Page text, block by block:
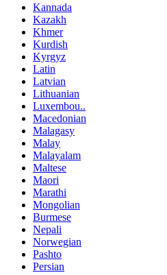
Kannada
Kazakh
Khmer
Kurdish
Kyrgyz
Latin
Latvian
Lithuanian
Luxembou..
Macedonian
Malagasy
Malay
Malayalam
Maltese
Maori
Marathi
Mongolian
Burmese
Nepali
Norwegian
Pashto
Persian